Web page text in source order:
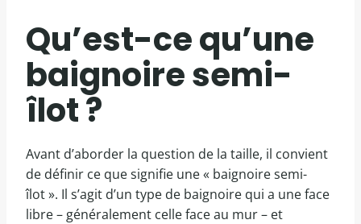
Qu’est-ce qu’une
baignoire semi-
îlot ?
Avant d’aborder la question de la taille, il convient
de définir ce que signifie une « baignoire semi-
îlot ». Il s’agit d’un type de baignoire qui a une face
libre – généralement celle face au mur – et